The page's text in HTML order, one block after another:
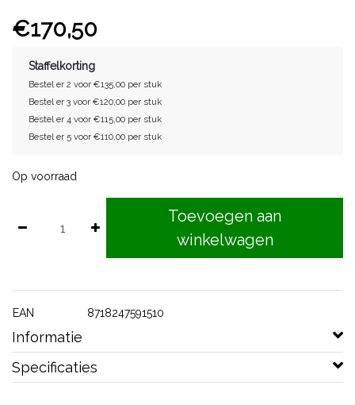
€170,50
Staffelkorting
Bestel er 2 voor €135,00 per stuk
Bestel er 3 voor €120,00 per stuk
Bestel er 4 voor €115,00 per stuk
Bestel er 5 voor €110,00 per stuk
Op voorraad
Toevoegen aan
winkelwagen
EAN 8718247591510
Informatie
Specificaties